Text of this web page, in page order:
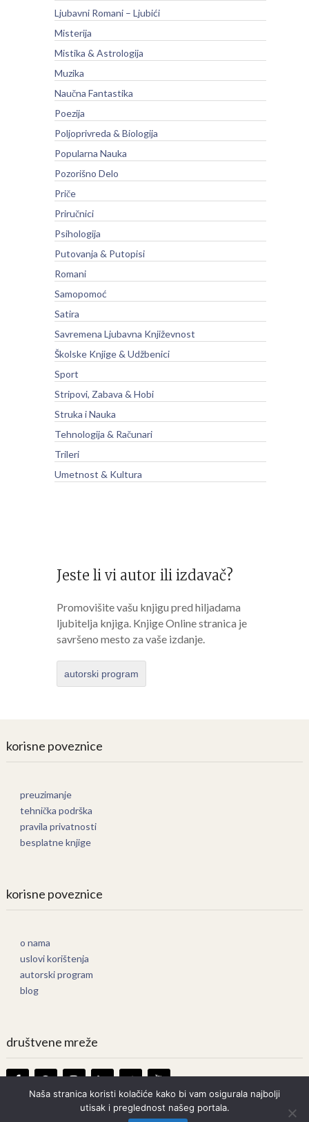
Ljubavni Romani – Ljubići
Misterija
Mistika & Astrologija
Muzika
Naučna Fantastika
Poezija
Poljoprivreda & Biologija
Popularna Nauka
Pozorišno Delo
Priče
Priručnici
Psihologija
Putovanja & Putopisi
Romani
Samopomoć
Satira
Savremena Ljubavna Književnost
Školske Knjige & Udžbenici
Sport
Stripovi, Zabava & Hobi
Struka i Nauka
Tehnologija & Računari
Trileri
Umetnost & Kultura
Jeste li vi autor ili izdavač?
Promovišite vašu knjigu pred hiljadama
ljubitelja knjiga. Knjige Online stranica je
savršeno mesto za vaše izdanje.
autorski program
korisne poveznice
preuzimanje
tehnička podrška
pravila privatnosti
besplatne knjige
korisne poveznice
o nama
uslovi korištenja
autorski program
blog
društvene mreže
Knjige OnlineCopyright © 2026.
Naša stranica koristi kolačiće kako bi vam osigurala najbolji
utisak i preglednost našeg portala.